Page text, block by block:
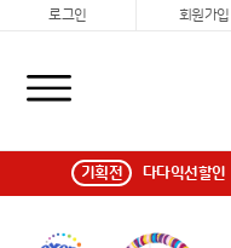
로그인 회원가입
기획전 다다익선할인